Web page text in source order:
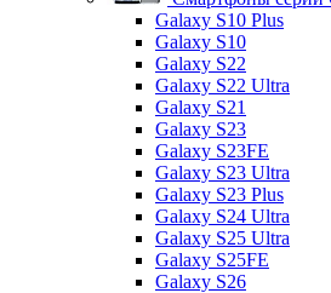
Galaxy S10 Plus
Galaxy S10
Galaxy S22
Galaxy S22 Ultra
Galaxy S21
Galaxy S23
Galaxy S23FE
Galaxy S23 Ultra
Galaxy S23 Plus
Galaxy S24 Ultra
Galaxy S25 Ultra
Galaxy S25FE
Galaxy S26